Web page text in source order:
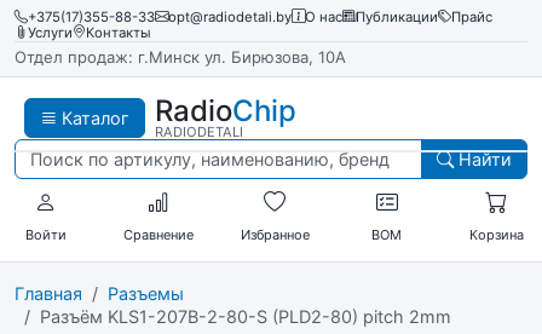
+375(17)355-88-33 opt@radiodetali.by О нас Публикации
Прайс
Услуги
Контакты
Отдел продаж: г.Минск ул. Бирюзова, 10А
Каталог RadioChip
RADIODETALI
Найти
Войти Сравнение Избранное BOM Корзина
Главная
Разъемы
Разъём KLS1-207B-2-80-S (PLD2-80) pitch 2mm